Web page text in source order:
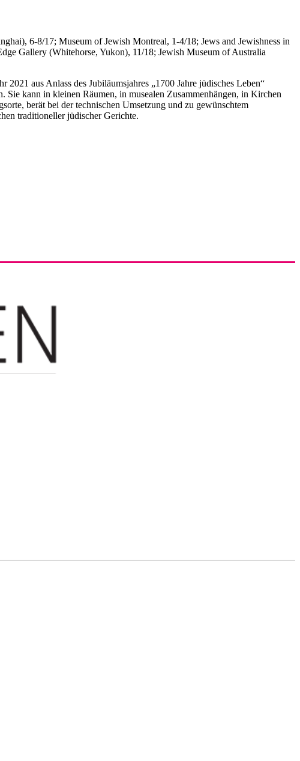
6-8/17; Museum of Jewish Montreal, 1-4/18; Jews and Jewishness in
Gallery (Whitehorse, Yukon), 11/18; Jewish Museum of Australia
aus Anlass des Jubiläumsjahres „1700 Jahre jüdisches Leben“
kann in kleinen Räumen, in musealen Zusammenhängen, in Kirchen
berät bei der technischen Umsetzung und zu gewünschtem
traditioneller jüdischer Gerichte.